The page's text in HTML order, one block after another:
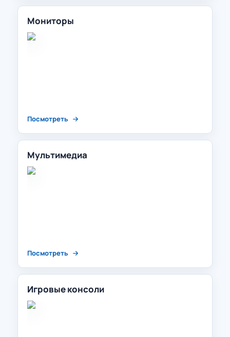
Мониторы
Посмотреть
Мультимедиа
Посмотреть
Игровые консоли